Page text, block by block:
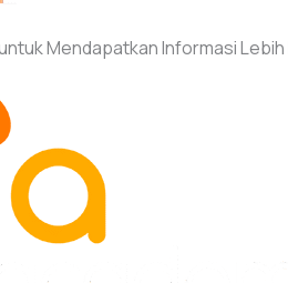
Mendapatkan Informasi